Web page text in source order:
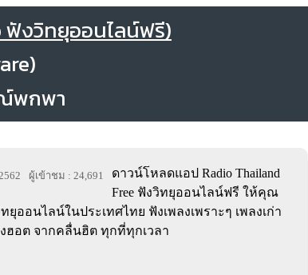
ฟังวิทยุออนไลน์ฟรี)
ผู้เข้าชม : 24,691
ดาวน์โหลดแอป Radio Thailand
Free ฟังวิทยุออนไลน์ฟรี ให้คุณ
ยุออนไลน์ในประเทศไทย ฟังเพลงเพราะๆ เพลงเก่า
งฮอต จากคลื่นฮิต ทุกที่ทุกเวลา